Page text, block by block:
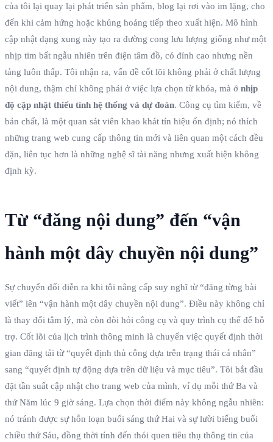
của tôi lại quay lại phát triển sản phẩm, blog lại rơi vào im lặng, cho
đến khi cảm hứng hoặc khủng hoảng tiếp theo xuất hiện. Mô hình
cập nhật dạng xung này tạo ra đường cong lưu lượng giống như một
nhịp tim bất ngẫu nhiên trên điện tâm đồ, có đỉnh cao nhưng nền
tảng luôn thấp. Tôi nhận ra, vấn đề cốt lõi không phải ở chất lượng
nội dung, thậm chí không phải ở việc lựa chọn từ khóa, mà ở nhịp
độ cập nhật thiếu tính hệ thống và dự đoán. Công cụ tìm kiếm, về
bản chất, là một quan sát viên khao khát tín hiệu ổn định; nó thích
những trang web cung cấp thông tin mới và liên quan một cách đều
đặn, liên tục hơn là những nghệ sĩ tài năng nhưng xuất hiện không
định kỳ.
Từ “đăng nội dung” đến “vận
hành một dây chuyền nội dung”
Sự chuyển đổi diễn ra khi tôi nâng cấp suy nghĩ từ “đăng từng bài
viết” lên “vận hành một dây chuyền nội dung”. Điều này không chỉ
là thay đổi tâm lý, mà còn đòi hỏi công cụ và quy trình cụ thể để hỗ
trợ. Cốt lõi của lịch trình thông minh là chuyển việc quyết định thời
gian đăng tải từ “quyết định thủ công dựa trên trạng thái cá nhân”
sang “quyết định tự động dựa trên dữ liệu và mục tiêu”. Tôi bắt đầu
đặt tần suất cập nhật cho trang web của mình, ví dụ mỗi thứ Ba và
thứ Năm lúc 9 giờ sáng. Lựa chọn thời điểm này không ngẫu nhiên:
nó tránh được sự hỗn loạn buổi sáng thứ Hai và sự lười biếng buổi
chiều thứ Sáu, đồng thời tính đến thói quen tiêu thụ thông tin của